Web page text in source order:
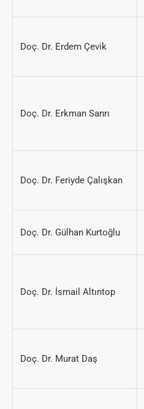
Doç. Dr. Erdem Çevik
Doç. Dr. Erkman Sanrı
Doç. Dr. Feriyde Çalışkan
Doç. Dr. Gülhan Kurtoğlu
Doç. Dr. İsmail Altıntop
Doç. Dr. Murat Daş